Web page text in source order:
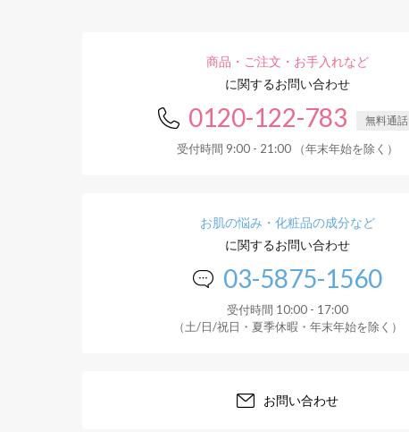
商品・ご注文・お手入れなど
に関するお問い合わせ
0120-122-783 無料通話
受付時間 9:00 - 21:00 （年末年始を除く）
お肌の悩み・化粧品の成分など
に関するお問い合わせ
03-5875-1560
受付時間 10:00 - 17:00
（土/日/祝日・夏季休暇・年末年始を除く）
お問い合わせ